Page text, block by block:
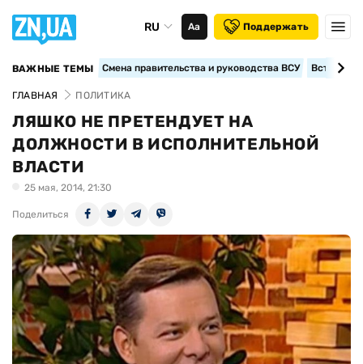
RU Аа Поддержать
ВАЖНЫЕ ТЕМЫ Смена правительства и руководства ВСУ
ГЛАВНАЯ ПОЛИТИКА
ЛЯШКО НЕ ПРЕТЕНДУЕТ НА
ДОЛЖНОСТИ В ИСПОЛНИТЕЛЬНОЙ
ВЛАСТИ
25 мая, 2014, 21:30
Поделиться